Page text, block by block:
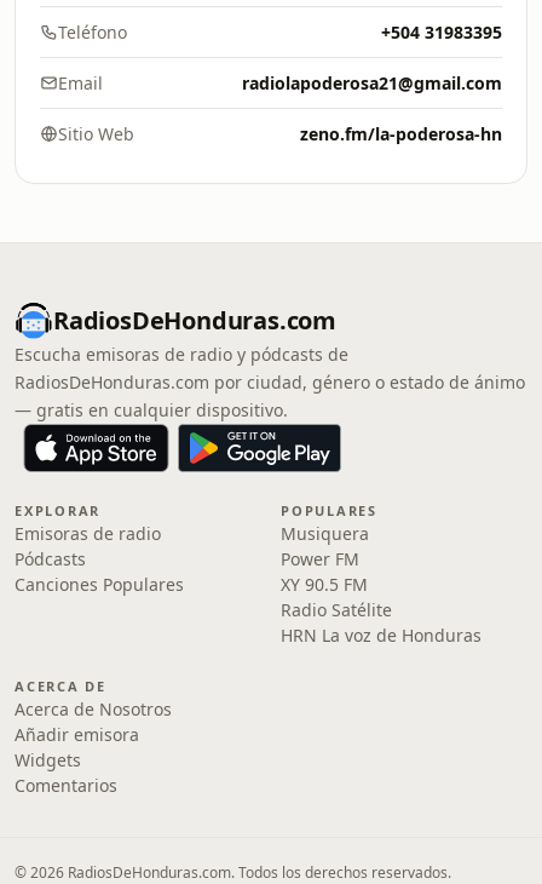
Teléfono +504 31983395
Email radiolapoderosa21@gmail.com
Sitio Web zeno.fm/la-poderosa-hn
RadiosDeHonduras.com
Escucha emisoras de radio y pódcasts de
RadiosDeHonduras.com por ciudad, género o estado de ánimo
— gratis en cualquier dispositivo.
EXPLORAR
Emisoras de radio
Pódcasts
Canciones Populares
POPULARES
Musiquera
Power FM
XY 90.5 FM
Radio Satélite
HRN La voz de Honduras
ACERCA DE
Acerca de Nosotros
Añadir emisora
Widgets
Comentarios
© 2026 RadiosDeHonduras.com. Todos los derechos reservados.